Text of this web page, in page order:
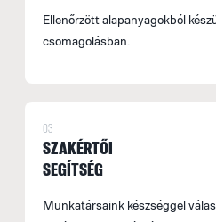
Ellenőrzött alapanyagokból
csomagolásban.
03
SZAKÉRTŐI
SEGÍTSÉG
Munkatársaink készséggel